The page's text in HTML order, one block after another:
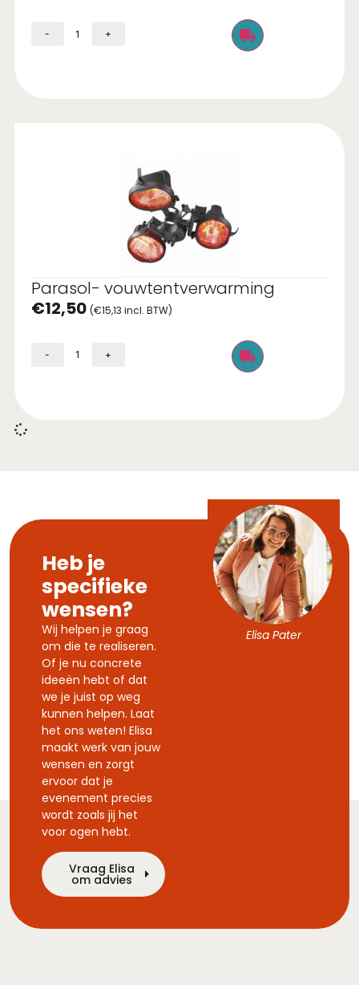
- +
Parasol- vouwtentverwarming
€12,50 (€15,13 incl. BTW)
- +
Elisa Pater
Heb je
specifieke
wensen?
Wij helpen je graag
om die te realiseren.
Of je nu concrete
ideeën hebt of dat
we je juist op weg
kunnen helpen. Laat
het ons weten! Elisa
maakt werk van jouw
wensen en zorgt
ervoor dat je
evenement precies
wordt zoals jij het
voor ogen hebt.
Vraag Elisa
om advies